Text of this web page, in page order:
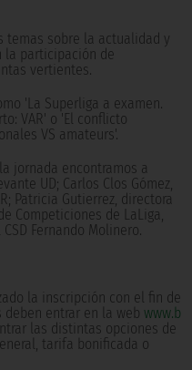
temas sobre la actualidad y
la participación de
vertientes.
'La Superliga a examen.
VAR' o 'El conflicto
VS amateurs'.
jornada encontramos a
UD; Carlos Clos Gómez,
Patricia Gutierrez, directora
Competiciones de LaLiga,
Fernando Molinero.
la inscripción con el fin de
entrar en la web www.b
las distintas opciones de
tarifa bonificada o